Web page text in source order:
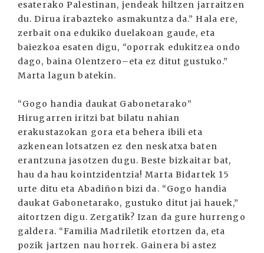
esaterako Palestinan, jendeak hiltzen jarraitzen
du. Dirua irabazteko asmakuntza da.” Hala ere,
zerbait ona edukiko duelakoan gaude, eta
baiezkoa esaten digu, “oporrak edukitzea ondo
dago, baina Olentzero–eta ez ditut gustuko.”
Marta lagun batekin.
“Gogo handia daukat Gabonetarako”
Hirugarren iritzi bat bilatu nahian
erakustazokan gora eta behera ibili eta
azkenean lotsatzen ez den neskatxa baten
erantzuna jasotzen dugu. Beste bizkaitar bat,
hau da hau kointzidentzia! Marta Bidartek 15
urte ditu eta Abadiñon bizi da. “Gogo handia
daukat Gabonetarako, gustuko ditut jai hauek,”
aitortzen digu. Zergatik? Izan da gure hurrengo
galdera. “Familia Madriletik etortzen da, eta
pozik jartzen nau horrek. Gainera bi astez